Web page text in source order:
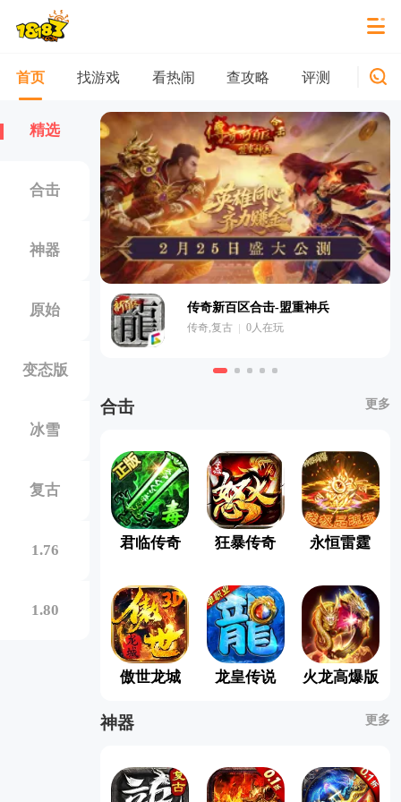
首页 找游戏 看热闹 查攻略 评测 新游
精选
合击
神器
原始
变态版
冰雪
复古
1.76
1.80
传奇新百区合击-盟重神兵
传奇,复古 0人在玩
合击 更多
君临传奇 狂暴传奇 永恒雷霆
傲世龙城 龙皇传说 火龙高爆版
神器 更多